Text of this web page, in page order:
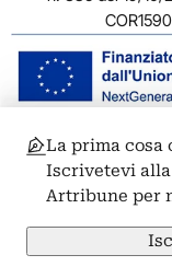
© 2011-2026
00186 Roma - P.I.
Privacy:
ARTRIBUNE srl –
Termini e condizioni
La prima cosa
Iscrivetevi
Artribune per